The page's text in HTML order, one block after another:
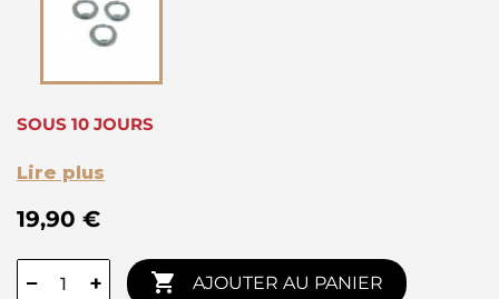
SOUS 10 JOURS
Lire plus
19,90 €
− +  AJOUTER AU PANIER